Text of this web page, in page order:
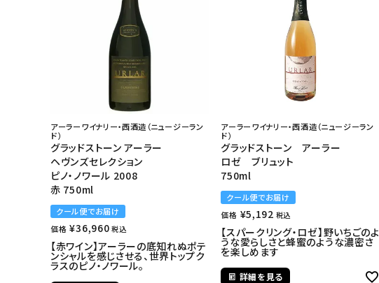
アーラーワイナリー・西酒造（ニュージーラン
ド）
グラッドストーン アーラー
ヘヴンズセレクション
ピノ・ノワール 2008
赤 750ml
クール便でお届け
価格 ¥36,960 税込
【赤ワイン】アーラーの底知れぬポテ
ンシャルを感じさせる、世界トップク
ラスのピノ・ノワール。
アーラーワイナリー・西酒造（ニュージーラン
ド）
グラッドストーン アーラー
ロゼ ブリュット
750ml
クール便でお届け
価格 ¥5,192 税込
【スパークリング・ロゼ】野いちごのよ
うな愛らしさと蜂蜜のような濃密さ
を楽しめます
詳細を見る